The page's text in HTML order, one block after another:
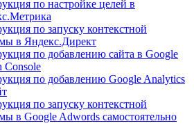
по настройке целей в
по запуску контекстной
в Яндекс.Директ
по добавлению сайта в Google
Console
по добавлению Google Analytics
по запуску контекстной
в Google Adwords самостоятельно